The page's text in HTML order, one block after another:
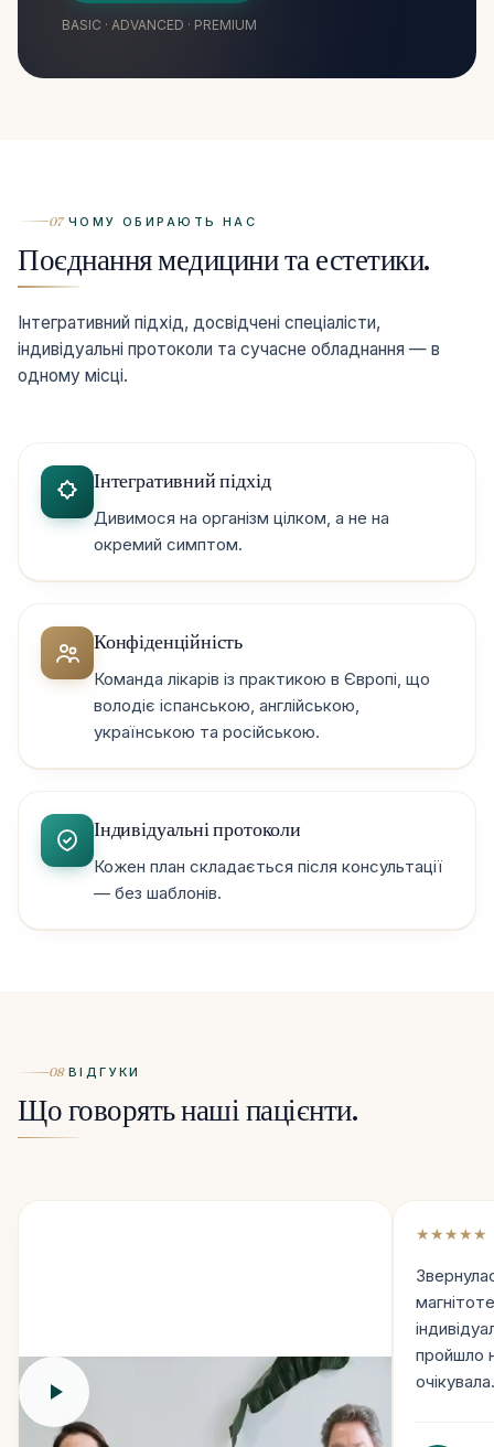
BASIC · ADVANCED · PREMIUM
07 ЧОМУ ОБИРАЮТЬ НАС
Поєднання медицини та естетики.
Інтегративний підхід, досвідчені спеціалісти,
індивідуальні протоколи та сучасне обладнання — в
одному місці.
Інтегративний підхід
Дивимося на організм цілком, а не на
окремий симптом.
Конфіденційність
Команда лікарів із практикою в Європі, що
володіє іспанською, англійською,
українською та російською.
Індивідуальні протоколи
Кожен план складається після консультації
— без шаблонів.
08 ВІДГУКИ
Що говорять наші пацієнти.
★★★★★
пройшло